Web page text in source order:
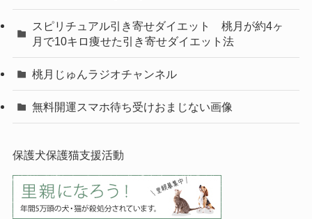
スピリチュアル引き寄せダイエット 桃月が約4ヶ
月で10キロ痩せた引き寄せダイエット法
桃月じゅんラジオチャンネル
無料開運スマホ待ち受けおまじない画像
保護犬保護猫支援活動